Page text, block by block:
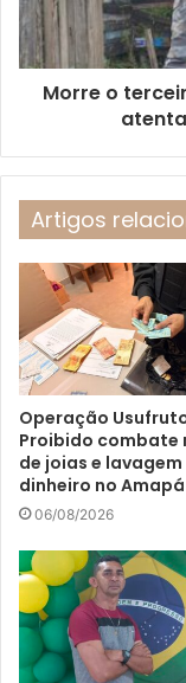
Morre o
Artigos
Operação
Proibido combate
de joias e lavagem
dinheiro no Amapá
06/08/2026